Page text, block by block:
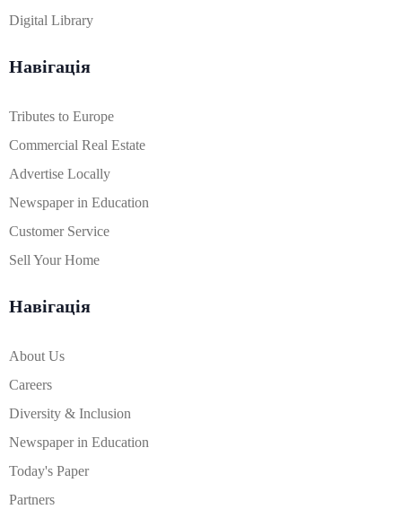
Digital Library
Навігація
Tributes to Europe
Commercial Real Estate
Advertise Locally
Newspaper in Education
Customer Service
Sell Your Home
Навігація
About Us
Careers
Diversity & Inclusion
Newspaper in Education
Today's Paper
Partners